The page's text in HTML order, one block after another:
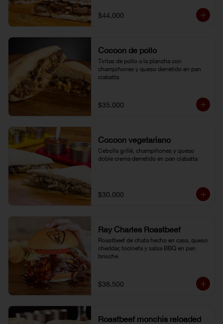
$44.000
Cocoon de pollo
Tiritas de pollo a la plancha con
champiñones y queso derretido en pan
ciabatta
$35.000
Cocoon vegetariano
Cebolla grillé, champiñones y queso
doble crema derretido en pan ciabatta
$30.000
Ray Charles Roastbeef
Roastbeef de chata hecho en casa, queso
cheddar, tocineta y salsa BBQ en pan
brioche.
$38.500
Roastbeef monchis reloaded